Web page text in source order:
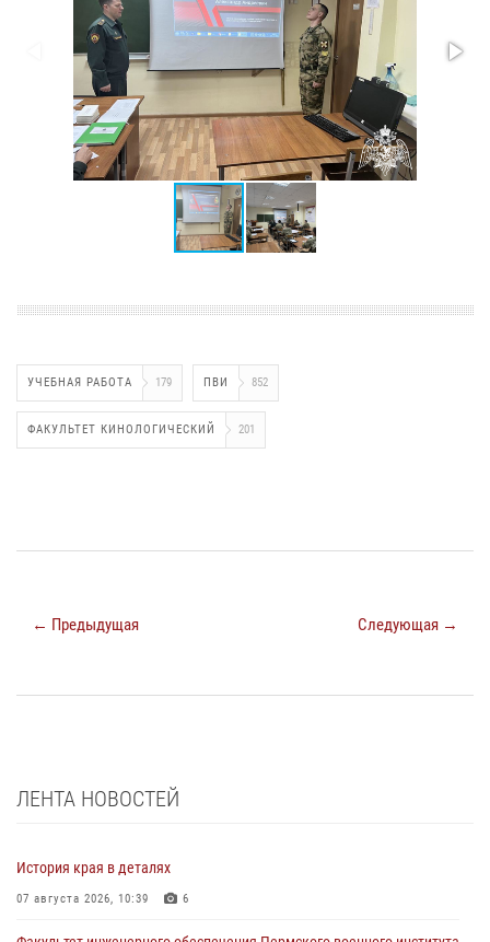
УЧЕБНАЯ РАБОТА 179 ПВИ 852
ФАКУЛЬТЕТ КИНОЛОГИЧЕСКИЙ 201
← Предыдущая Следующая →
ЛЕНТА НОВОСТЕЙ
История края в деталях
07 августа 2026, 10:39 6